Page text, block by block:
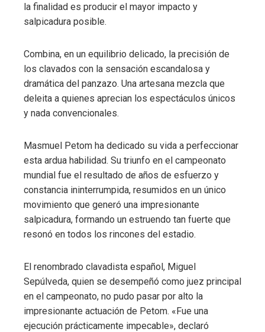
la finalidad es producir el mayor impacto y
salpicadura posible.
Combina, en un equilibrio delicado, la precisión de
los clavados con la sensación escandalosa y
dramática del panzazo. Una artesana mezcla que
deleita a quienes aprecian los espectáculos únicos
y nada convencionales.
Masmuel Petom ha dedicado su vida a perfeccionar
esta ardua habilidad. Su triunfo en el campeonato
mundial fue el resultado de años de esfuerzo y
constancia ininterrumpida, resumidos en un único
movimiento que generó una impresionante
salpicadura, formando un estruendo tan fuerte que
resonó en todos los rincones del estadio.
El renombrado clavadista español, Miguel
Sepúlveda, quien se desempeñó como juez principal
en el campeonato, no pudo pasar por alto la
impresionante actuación de Petom. «Fue una
ejecución prácticamente impecable», declaró